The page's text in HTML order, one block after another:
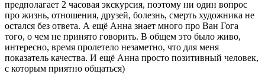
предполагает 2 часовая экскурсия, поэтому ни один вопрос
про жизнь, отношения, друзей, болезнь, смерть художника не
остался без ответа. А ещё Анна знает много про Ван Гога
того, о чем не принято говорить. В общем это было живо,
интересно, время пролетело незаметно, что для меня
показатель качества. И ещё Анна просто позитивный человек,
с которым приятно общаться)